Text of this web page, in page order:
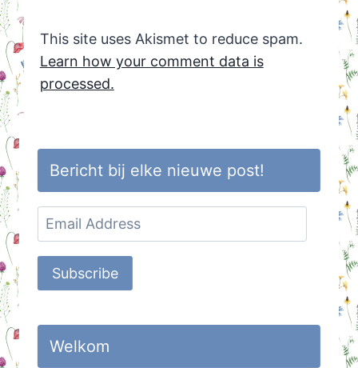
This site uses Akismet to reduce spam.
Learn how your comment data is
processed.
Bericht bij elke nieuwe post!
Email
Address
Subscribe
Welkom